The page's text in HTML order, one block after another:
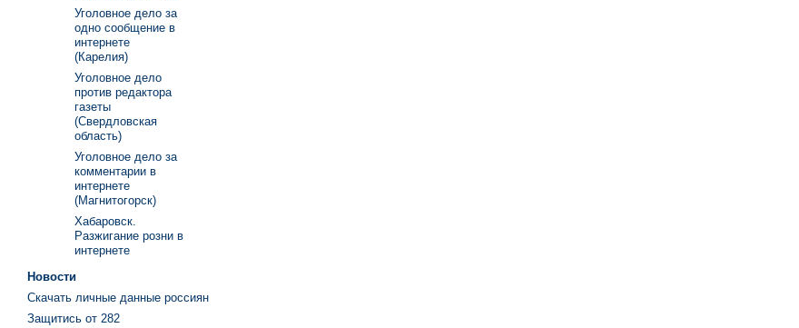
Уголовное дело за
одно сообщение в
интернете
(Карелия)
Уголовное дело
против редактора
газеты
(Свердловская
область)
Уголовное дело за
комментарии в
интернете
(Магнитогорск)
Хабаровск.
Разжигание розни в
интернете
Новости
Скачать личные данные россиян
Защитись от 282